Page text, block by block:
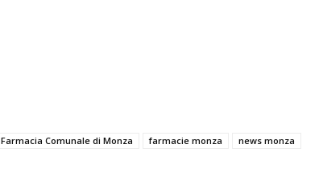
Farmacia Comunale di Monza farmacie monza news monza